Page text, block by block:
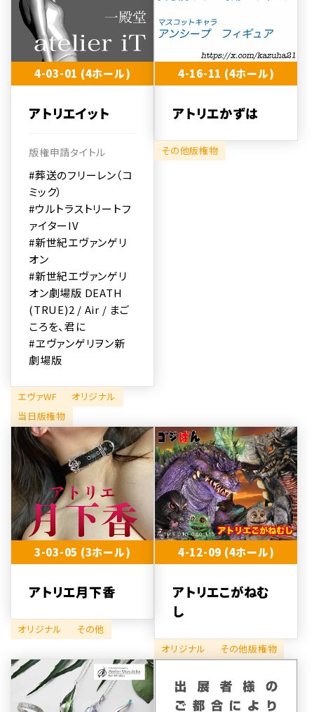
4-03-01 (4ホール)
アトリエイット
版権申請タイトル
#葬送のフリーレン（コ
ミック）
#ウルトラストリートフ
ァイターIV
#新世紀エヴァンゲリ
オン
#新世紀エヴァンゲリ
オン劇場版 DEATH
(TRUE)2 / Air / まご
ころを、君に
#ヱヴァンゲリヲン新
劇場版
エヴァWF
オリジナル
当日版権物
4-16-11 (4ホール)
アトリエかずは
その他版権物
3-03-05 (3ホール)
アトリエ月下香
オリジナル その他
4-12-09 (4ホール)
アトリエこがねむ
し
オリジナル その他版権物